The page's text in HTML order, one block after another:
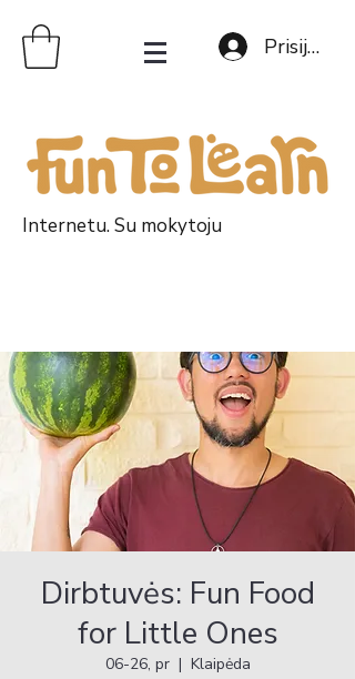
Prisijungti
Internetu. Su mokytoju
Dirbtuvės: Fun Food
for Little Ones
06-26, pr
  |
Klaipėda